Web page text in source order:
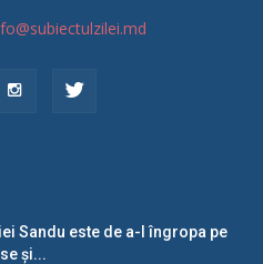
Sandu este de a-l îngropa pe
și...